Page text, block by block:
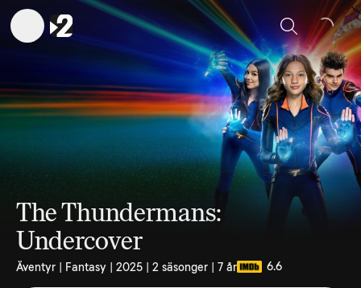
Sök
The Thundermans:
Undercover
Äventyr | Fantasy | 2025 | 2 säsonger | 7 år 6.6